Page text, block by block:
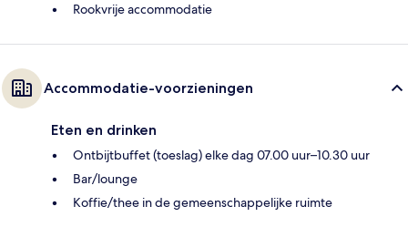
Rookvrije accommodatie
Accommodatie-voorzieningen
Eten en drinken
Ontbijtbuffet (toeslag) elke dag 07.00 uur–10.30 uur
Bar/lounge
Koffie/thee in de gemeenschappelijke ruimte